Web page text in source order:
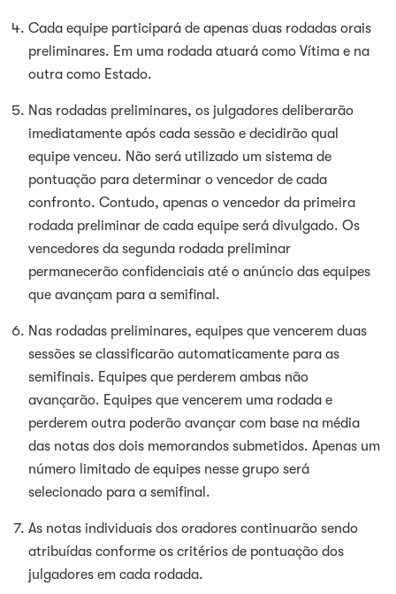
Cada equipe participará de apenas duas rodadas orais
preliminares. Em uma rodada atuará como Vítima e na
outra como Estado.
Nas rodadas preliminares, os julgadores deliberarão
imediatamente após cada sessão e decidirão qual
equipe venceu. Não será utilizado um sistema de
pontuação para determinar o vencedor de cada
confronto. Contudo, apenas o vencedor da primeira
rodada preliminar de cada equipe será divulgado. Os
vencedores da segunda rodada preliminar
permanecerão confidenciais até o anúncio das equipes
que avançam para a semifinal.
Nas rodadas preliminares, equipes que vencerem duas
sessões se classificarão automaticamente para as
semifinais. Equipes que perderem ambas não
avançarão. Equipes que vencerem uma rodada e
perderem outra poderão avançar com base na média
das notas dos dois memorandos submetidos. Apenas um
número limitado de equipes nesse grupo será
selecionado para a semifinal.
As notas individuais dos oradores continuarão sendo
atribuídas conforme os critérios de pontuação dos
julgadores em cada rodada.